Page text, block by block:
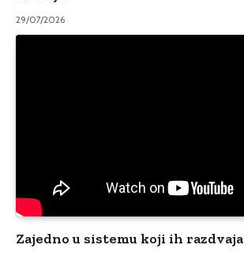
29/07/2026
Zajedno u sistemu koji ih razdvaja